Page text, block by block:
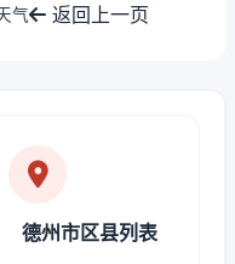
气 返回上一页
德州市区县列表